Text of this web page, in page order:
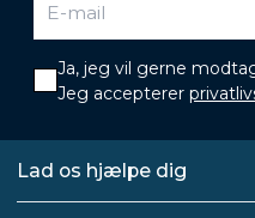
Ja, jeg vil gerne
Jeg accepterer
Lad os hjælpe dig